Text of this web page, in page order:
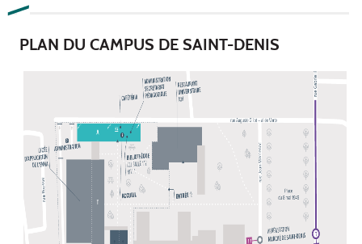
PLAN DU CAMPUS DE SAINT-DENIS